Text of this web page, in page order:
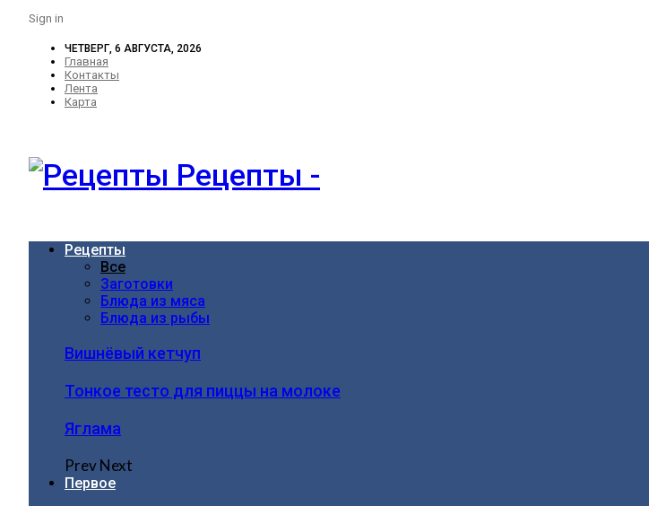
Sign in
ЧЕТВЕРГ, 6 АВГУСТА, 2026
Главная
Контакты
Лента
Карта
Рецепты -
Рецепты
Все
Заготовки
Блюда из мяса
Блюда из рыбы
Вишнёвый кетчуп
Тонкое тесто для пиццы на молоке
Яглама
PrevNext
Первое